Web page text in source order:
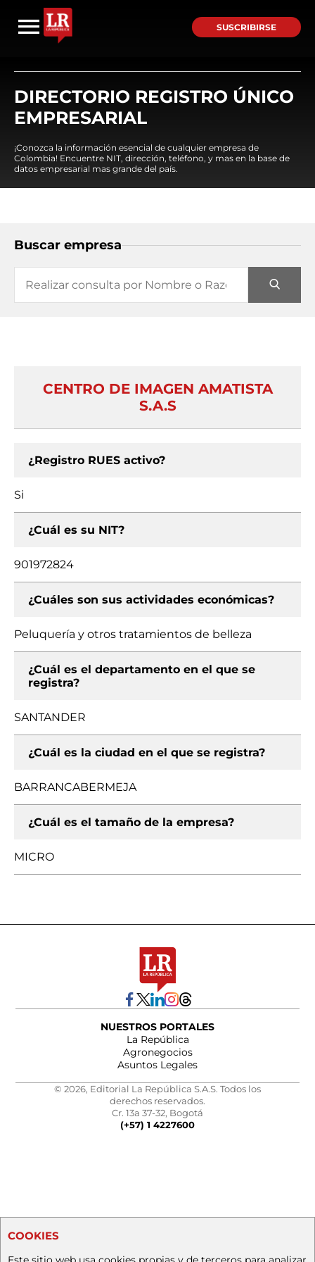
SUSCRIBIRSE
DIRECTORIO REGISTRO ÚNICO
EMPRESARIAL
¡Conozca la información esencial de cualquier empresa de
Colombia! Encuentre NIT, dirección, teléfono, y mas en la base de
datos empresarial mas grande del país.
Buscar empresa
CENTRO DE IMAGEN AMATISTA
S.A.S
¿Registro RUES activo?
Si
¿Cuál es su NIT?
901972824
¿Cuáles son sus actividades económicas?
Peluquería y otros tratamientos de belleza
¿Cuál es el departamento en el que se
registra?
SANTANDER
¿Cuál es la ciudad en el que se registra?
BARRANCABERMEJA
¿Cuál es el tamaño de la empresa?
MICRO
NUESTROS PORTALES
La República
Agronegocios
Asuntos Legales
© 2026, Editorial La República S.A.S. Todos los
derechos reservados.
Cr. 13a 37-32, Bogotá
(+57) 1 4227600
COOKIES